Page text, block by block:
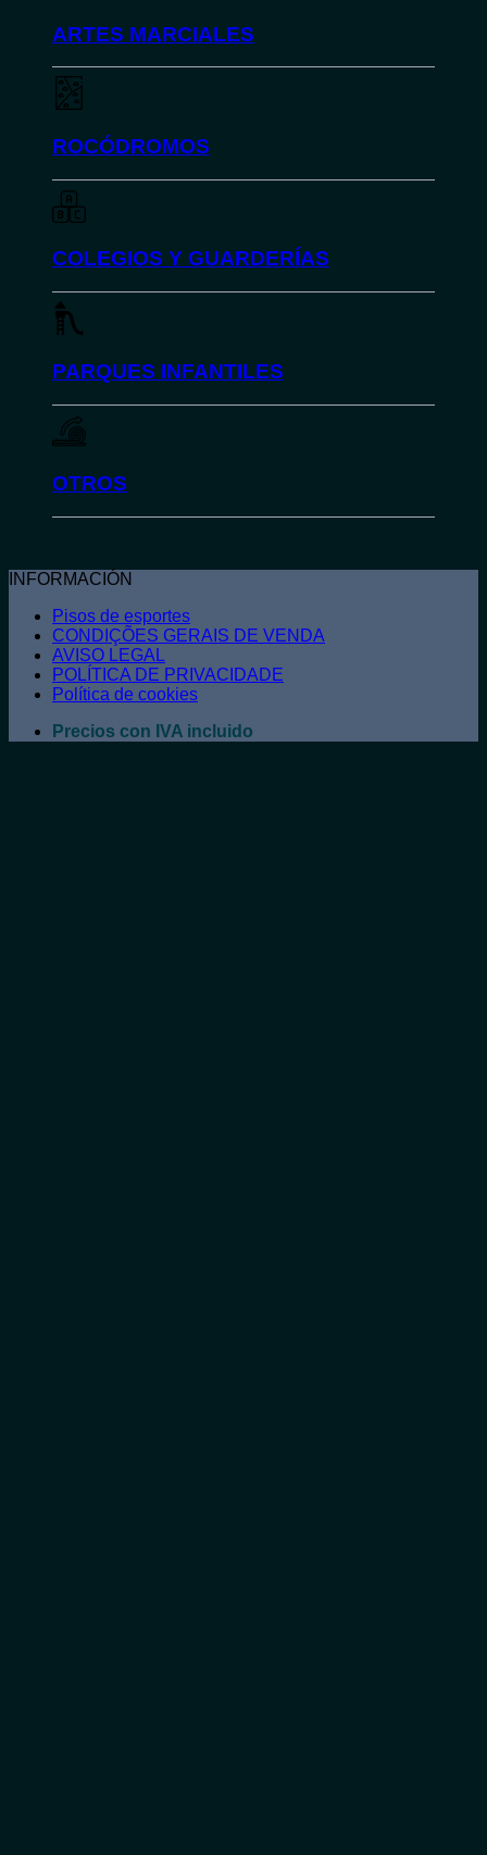
ARTES MARCIALES
ROCÓDROMOS
COLEGIOS Y GUARDERÍAS
PARQUES INFANTILES
OTROS
INFORMACIÓN
Pisos de esportes
CONDIÇÕES GERAIS DE VENDA
AVISO LEGAL
POLÍTICA DE PRIVACIDADE
Política de cookies
Precios con IVA incluido